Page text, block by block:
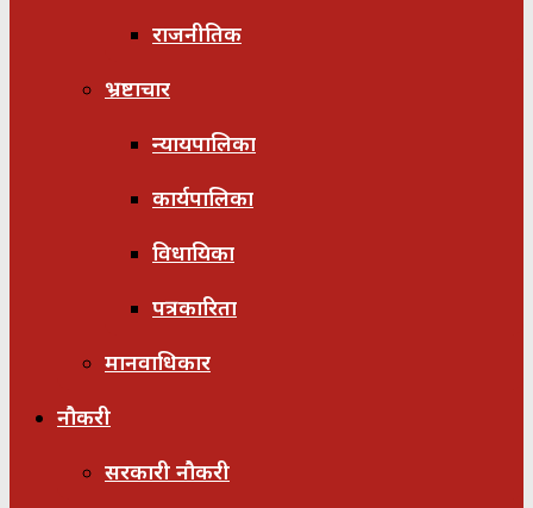
राजनीतिक
भ्रष्टाचार
न्यायपालिका
कार्यपालिका
विधायिका
पत्रकारिता
मानवाधिकार
नौकरी
सरकारी नौकरी